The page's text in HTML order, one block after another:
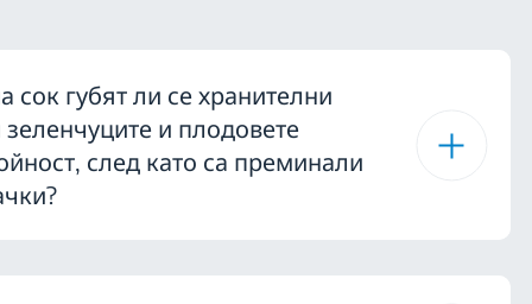
сок губят ли се хранителни
и плодовете
след като са преминали